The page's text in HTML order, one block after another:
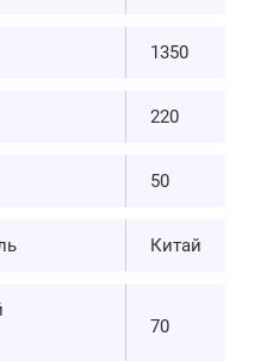
1350
220
50
Китай
70